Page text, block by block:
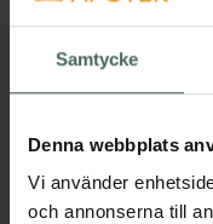
Samtycke
Denna webbplats
Vi använder
och annonserna till
Köp
Beskrivning